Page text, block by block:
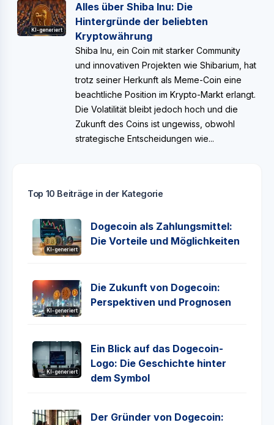
KI-generiert
Alles über Shiba Inu: Die
Hintergründe der beliebten
Kryptowährung
Shiba Inu, ein Coin mit starker Community
und innovativen Projekten wie Shibarium, hat
trotz seiner Herkunft als Meme-Coin eine
beachtliche Position im Krypto-Markt erlangt.
Die Volatilität bleibt jedoch hoch und die
Zukunft des Coins ist ungewiss, obwohl
strategische Entscheidungen wie...
Top 10 Beiträge in der Kategorie
KI-generiert
Dogecoin als Zahlungsmittel:
Die Vorteile und Möglichkeiten
KI-generiert
Die Zukunft von Dogecoin:
Perspektiven und Prognosen
KI-generiert
Ein Blick auf das Dogecoin-
Logo: Die Geschichte hinter
dem Symbol
Der Gründer von Dogecoin: